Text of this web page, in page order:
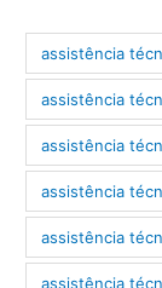
assistência
assistência
assistência
assistência
assistência
assistência